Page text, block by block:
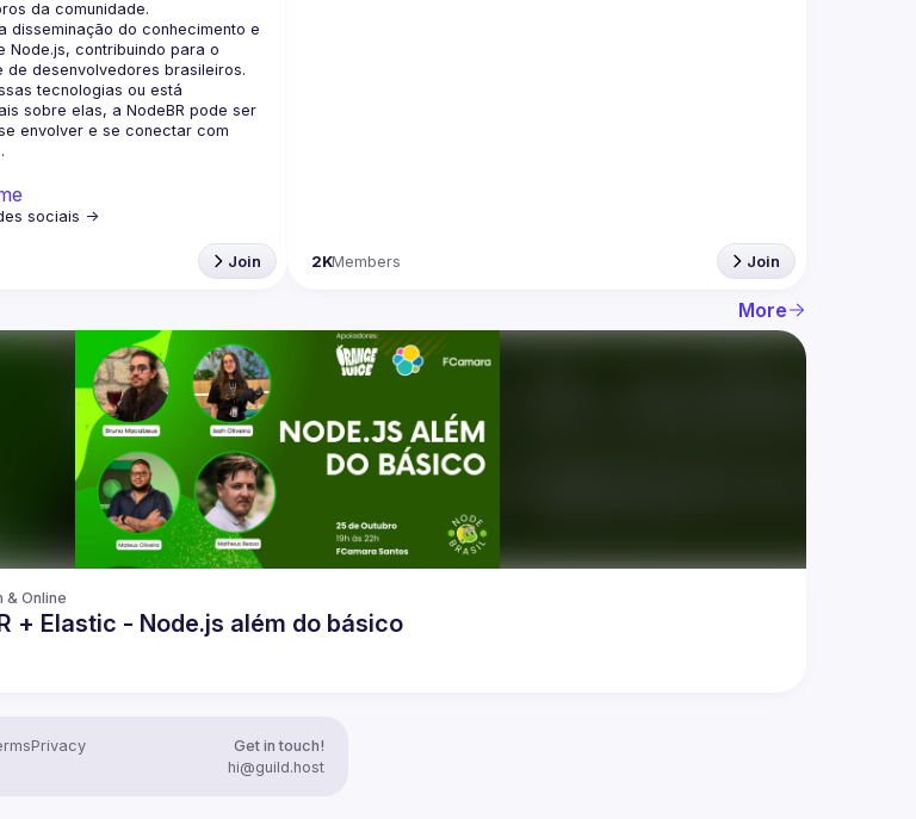
disseminação do conhecimento e
Node.js, contribuindo para o
desenvolvedores brasileiros.
tecnologias ou está
sobre elas, a NodeBR pode ser
envolver e se conectar com
Join 2KMembers Join
More
& Online
+ Elastic - Node.js além do básico
Privacy
Get in touch!
hi@guild.host